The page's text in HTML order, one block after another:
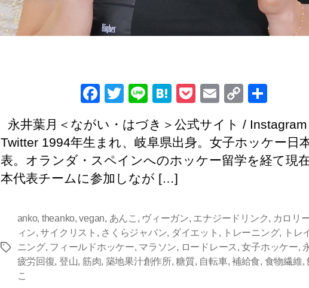
F
c
e
b
o
k
T
tt
er
Li
e
H
e
n
a
P
ck
et
E
ail
C
p
y
Li
共
永井葉月＜ながい・はづき＞公式サイト /
Twitter 1994年生まれ、岐阜県出身。女子ホッケー日
表。オランダ・スペインへのホッケー留学を経て現
本代表チームに参加しなが […]
タ
anko, theanko,vegan, あんこ , ヴィーガン, エナジードリンク, カロリ
ィン,サイクリスト , さくらジャパン, ダイエット , トレーニング,
トレ
ニング, フィールドホッケー, マラソン, ロードレース ,女子ホッケー,
疲労回復, 登山, 筋肉, 築地果汁創作所,糖質, 自転車, 補給食, 食物繊維,
こ